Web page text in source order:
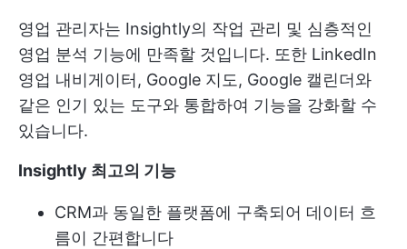
영업 관리자는 Insightly의 작업 관리 및 심층적인
영업 분석 기능에 만족할 것입니다. 또한 LinkedIn
영업 내비게이터, Google 지도, Google 캘린더와
같은 인기 있는 도구와 통합하여 기능을 강화할 수
있습니다.
Insightly 최고의 기능
CRM과 동일한 플랫폼에 구축되어 데이터 흐
름이 간편합니다